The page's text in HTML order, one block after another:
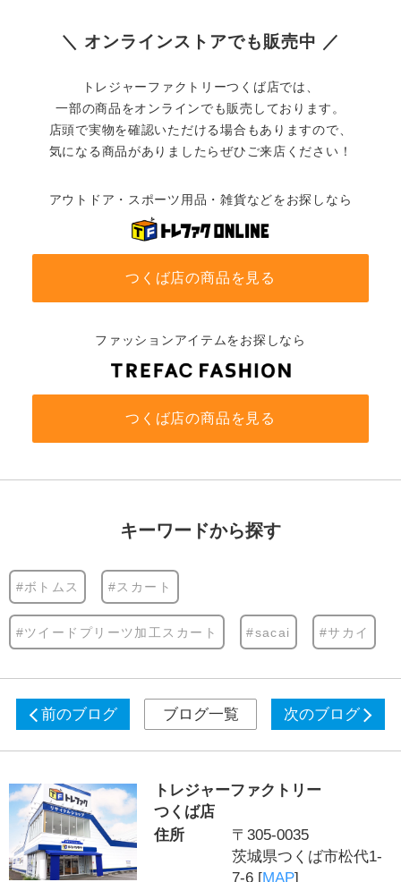
＼ オンラインストアでも販売中 ／
トレジャーファクトリーつくば店では、
一部の商品をオンラインでも販売しております。
店頭で実物を確認いただける場合もありますので、
気になる商品がありましたらぜひご来店ください！
アウトドア・スポーツ用品・雑貨などをお探しなら
つくば店の商品を見る
ファッションアイテムをお探しなら
つくば店の商品を見る
キーワードから探す
#ボトムス #スカート
#ツイードプリーツ加工スカート #sacai #サカイ
前のブログ ブログ一覧 次のブログ
トレジャーファクトリー
つくば店
住所
〒305-0035
茨城県つくば市松代1-
7-6 [MAP]